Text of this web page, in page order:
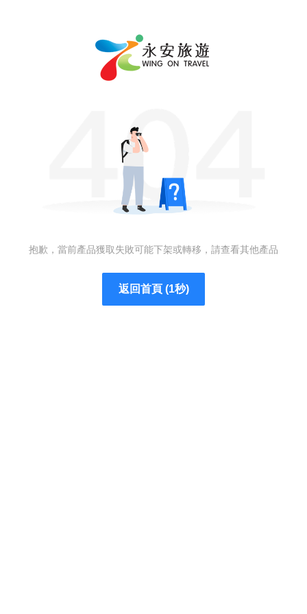
抱歉，當前產品獲取失敗可能下架或轉移，請查看其他產品
返回首頁 (1秒)